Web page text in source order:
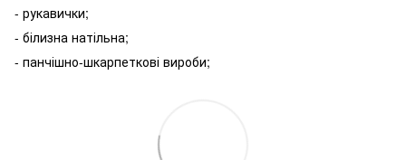
- рукавички;
- білизна натільна;
- панчішно-шкарпеткові вироби;